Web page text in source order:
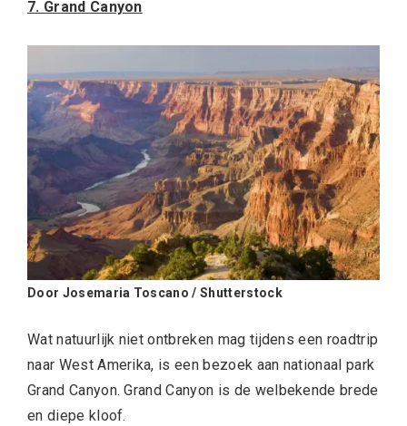
7. Grand Canyon
Door Josemaria Toscano / Shutterstock
Wat natuurlijk niet ontbreken mag tijdens een roadtrip
naar West Amerika, is een bezoek aan nationaal park
Grand Canyon. Grand Canyon is de welbekende brede
en diepe kloof.